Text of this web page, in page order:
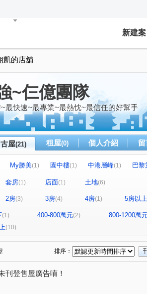
新建案
凱的店舖
~仨億團隊
最快速~最專業~最熱忱~最信任的好幫手
屋(21) 租屋(0) 個人介紹
My勝美(1) 園中樓(1) 中港層峰(1)
巴黎
瑞聯天地U區 圓環東路312巷31號
青海路二段 立德街 上安路
文心
大富路三段 (2) 福聯街 圓環東路(1)
(1)
套房(1) 店面(1) 土地(6)
2房(3) 3房(4) 4房(1) 5房以上
(1) 400-800萬元(2)
800-1200萬
(10)
排序：
刊登售屋廣告唷！